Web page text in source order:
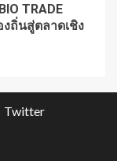
TRADE
ถิ่นสู่ตลาดเชิง
Twitter